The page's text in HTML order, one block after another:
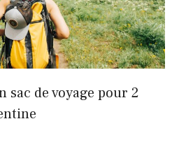
sac de voyage pour 2